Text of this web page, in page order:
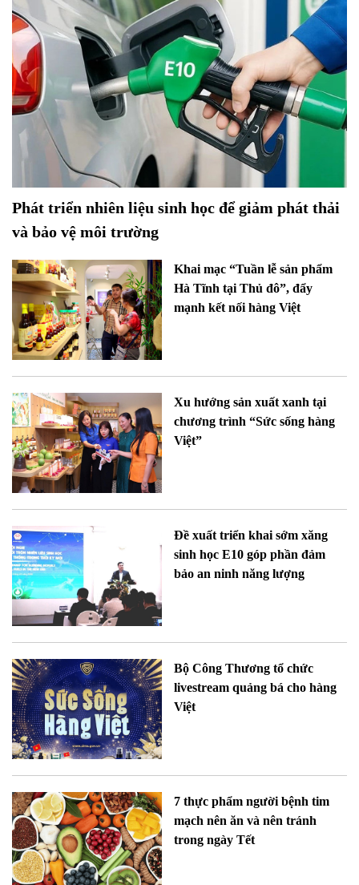
Phát triển nhiên liệu sinh học để giảm phát thải
và bảo vệ môi trường
Khai mạc “Tuần lễ sản phẩm
Hà Tĩnh tại Thủ đô”, đẩy
mạnh kết nối hàng Việt
Xu hướng sản xuất xanh tại
chương trình “Sức sống hàng
Việt”
Đề xuất triển khai sớm xăng
sinh học E10 góp phần đảm
bảo an ninh năng lượng
Bộ Công Thương tổ chức
livestream quảng bá cho hàng
Việt
7 thực phẩm người bệnh tim
mạch nên ăn và nên tránh
trong ngày Tết